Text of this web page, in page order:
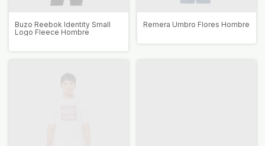
Buzo Reebok Identity Small
Logo Fleece Hombre
Remera Umbro Flores Hombre